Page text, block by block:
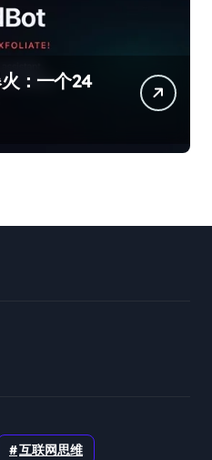
：一个24
互联网思维